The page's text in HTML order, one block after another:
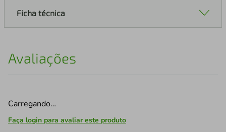
Ficha técnica
Avaliações
Carregando…
Faça login para avaliar este produto